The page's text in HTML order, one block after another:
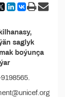
saglyk
boýunça